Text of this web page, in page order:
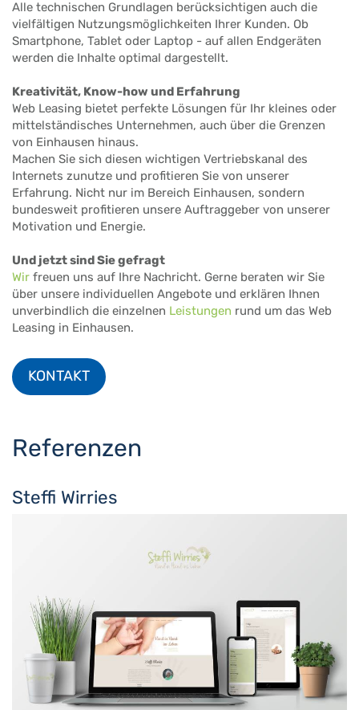
Alle technischen Grundlagen berücksichtigen auch die
vielfältigen Nutzungsmöglichkeiten Ihrer Kunden. Ob
Smartphone, Tablet oder Laptop - auf allen Endgeräten
werden die Inhalte optimal dargestellt.
Kreativität, Know-how und Erfahrung
Web Leasing bietet perfekte Lösungen für Ihr kleines oder
mittelständisches Unternehmen, auch über die Grenzen
von Einhausen hinaus.
Machen Sie sich diesen wichtigen Vertriebskanal des
Internets zunutze und profitieren Sie von unserer
Erfahrung. Nicht nur im Bereich Einhausen, sondern
bundesweit profitieren unsere Auftraggeber von unserer
Motivation und Energie.
Und jetzt sind Sie gefragt
Wir freuen uns auf Ihre Nachricht. Gerne beraten wir Sie
über unsere individuellen Angebote und erklären Ihnen
unverbindlich die einzelnen Leistungen rund um das Web
Leasing in Einhausen.
KONTAKT
Referenzen
Steffi Wirries